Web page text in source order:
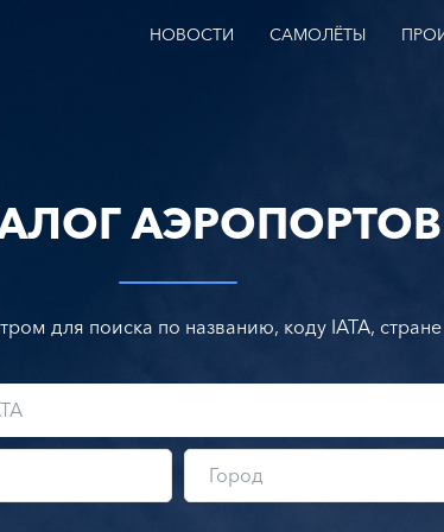
НОВОСТИ САМОЛЁТЫ
АЭРОПОРТОВ
для поиска по названию, коду IATA,